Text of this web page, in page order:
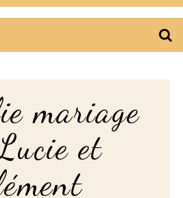
mariage
et